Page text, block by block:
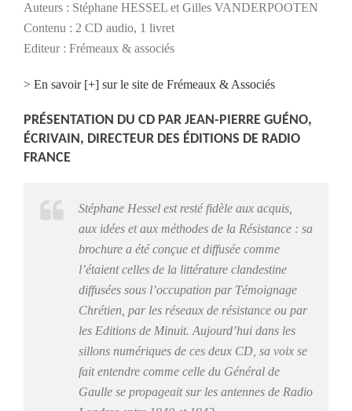
Auteurs : Stéphane HESSEL et Gilles VANDERPOOTEN
Contenu : 2 CD audio, 1 livret
Editeur : Frémeaux & associés
> En savoir [+] sur le site de Frémeaux & Associés
PRÉSENTATION DU CD PAR JEAN-PIERRE GUÉNO,
ÉCRIVAIN, DIRECTEUR DES ÉDITIONS DE RADIO
FRANCE
Stéphane Hessel est resté fidèle aux acquis,
aux idées et aux méthodes de la Résistance : sa
brochure a été conçue et diffusée comme
l’étaient celles de la littérature clandestine
diffusées sous l’occupation par Témoignage
Chrétien, par les réseaux de résistance ou par
les Editions de Minuit. Aujourd’hui dans les
sillons numériques de ces deux CD, sa voix se
fait entendre comme celle du Général de
Gaulle se propageait sur les antennes de Radio